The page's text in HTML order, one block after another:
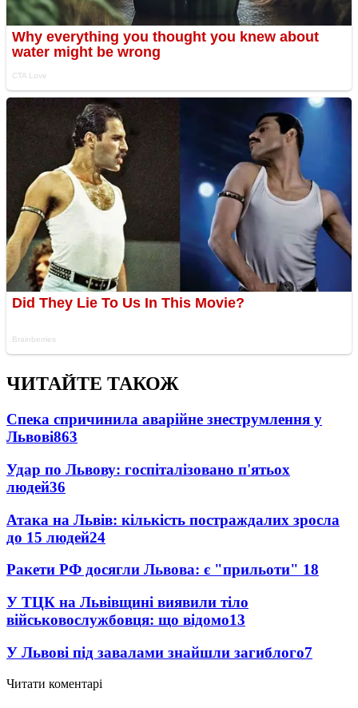
ЧИТАЙТЕ ТАКОЖ
Спека спричинила аварійне знеструмлення у
Львові863
Удар по Львову: госпіталізовано п'ятьох
людей36
Атака на Львів: кількість постраждалих зросла
до 15 людей24
Ракети РФ досягли Львова: є "прильоти" 18
У ТЦК на Львівщині виявили тіло
військовослужбовця: що відомо13
У Львові під завалами знайшли загиблого7
Читати коментарі